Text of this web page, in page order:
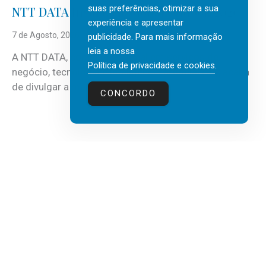
NTT DATA Insurtech Global Outlook 2026
7 de Agosto, 2026
A NTT DATA, consultora global em serviços de
negócio, tecnologia e inteligência artificial (IA), acaba
de divulgar a mais recente...
suas preferências, otimizar a sua
experiência e apresentar
publicidade. Para mais informação
leia a nossa
Política de privacidade e cookies.
CONCORDO